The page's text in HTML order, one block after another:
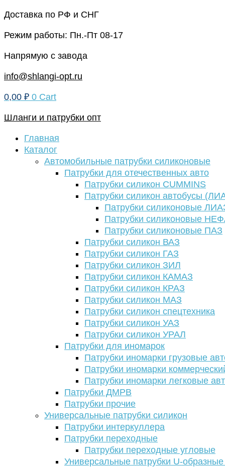
Перейти
содержимому
Доставка по РФ и СНГ
Режим работы: Пн.-Пт 08-17
Напрямую с завода
info@shlangi-opt.ru
0,00 ₽ 0 Cart
Шланги и патрубки опт
Главная
Каталог
Автомобильные патрубки силиконовые
Патрубки для отечественных авто
Патрубки силикон CUMMINS
Патрубки силикон автобусы
Патрубки силиконовые
Патрубки силиконовые
Патрубки силиконовые ПАЗ
Патрубки силикон ВАЗ
Патрубки силикон ГАЗ
Патрубки силикон ЗИЛ
Патрубки силикон КАМАЗ
Патрубки силикон КРАЗ
Патрубки силикон МАЗ
Патрубки силикон спецтехника
Патрубки силикон УАЗ
Патрубки силикон УРАЛ
Патрубки для иномарок
Патрубки иномарки грузовые
Патрубки иномарки
Патрубки иномарки легковые
Патрубки ДМРВ
Патрубки прочие
Универсальные патрубки силикон
Патрубки интеркуллера
Патрубки переходные
Патрубки переходные угловые
Универсальные патрубки U-